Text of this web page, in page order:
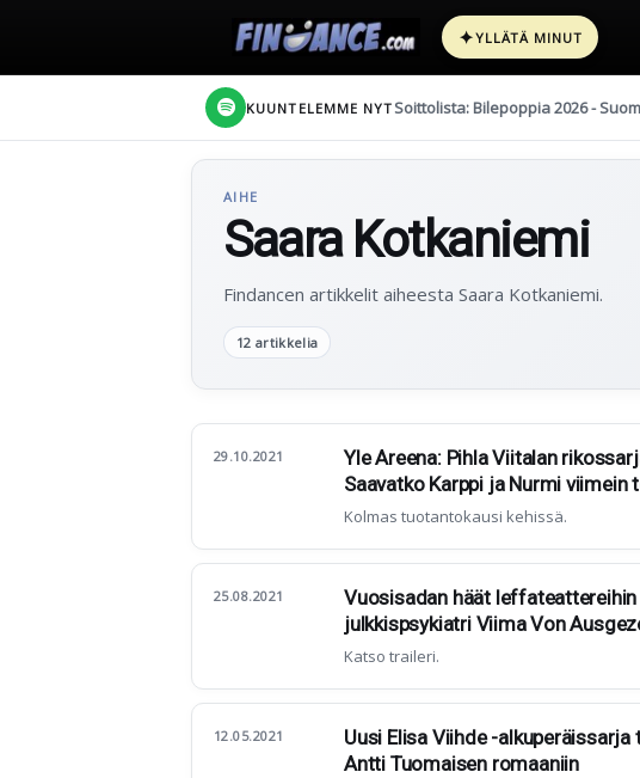
✦YLLÄTÄ MINUT
KUUNTELEMME NYT Soittolista: Bilepoppia 2026 -
AIHE
Saara Kotkaniemi
Findancen artikkelit aiheesta Saara Kotkaniemi.
12 artikkelia
29.10.2021
Yle Areena: Pihla Viitalan
Saavatko Karppi ja Nurmi viimein
Kolmas tuotantokausi kehissä.
25.08.2021
Vuosisadan häät
julkkispsykiatri Viima Von
Katso traileri.
12.05.2021
Uusi Elisa Viihde -
Antti Tuomaisen romaaniin